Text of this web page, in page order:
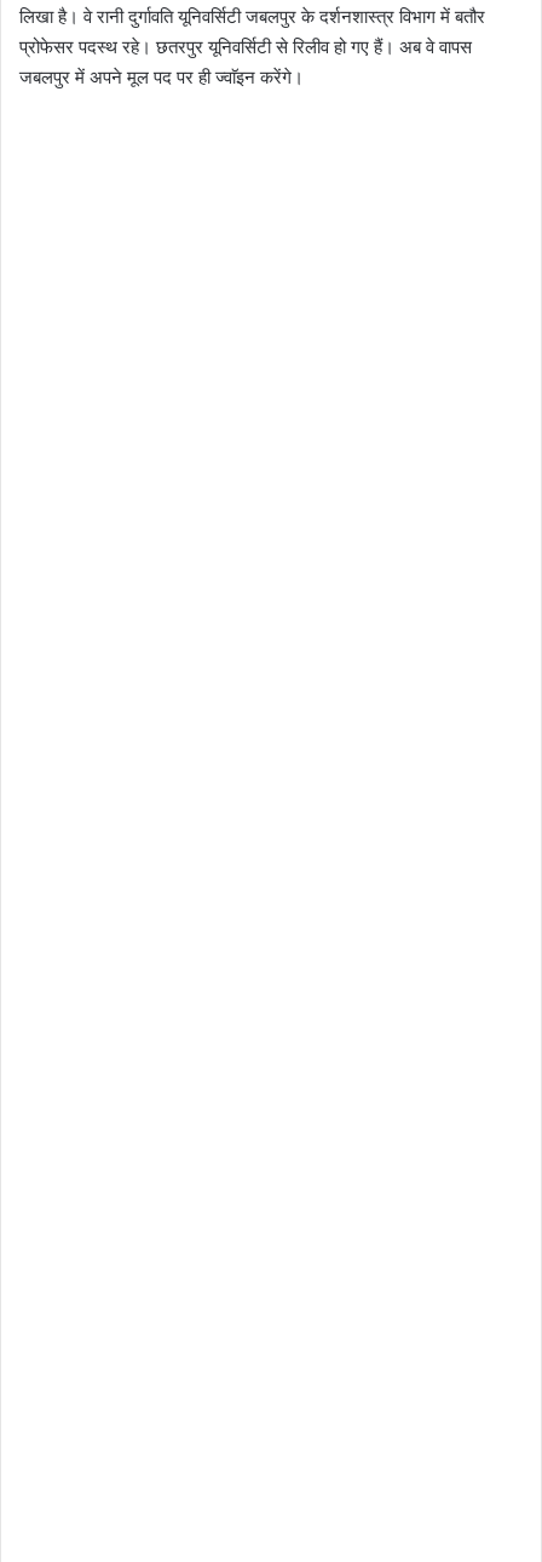
लिखा है। वे रानी दुर्गावति यूनिवर्सिटी जबलपुर के दर्शनशास्त्र विभाग में बतौर
प्रोफेसर पदस्थ रहे। छतरपुर यूनिवर्सिटी से रिलीव हो गए हैं। अब वे वापस
जबलपुर में अपने मूल पद पर ही ज्वाॅइन करेंगे।